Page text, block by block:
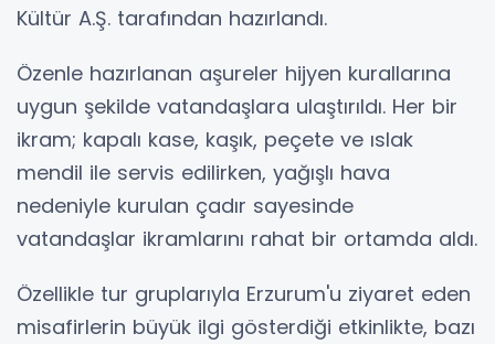
Kültür A.Ş. tarafından hazırlandı.
Özenle hazırlanan aşureler hijyen kurallarına
uygun şekilde vatandaşlara ulaştırıldı. Her bir
ikram; kapalı kase, kaşık, peçete ve ıslak
mendil ile servis edilirken, yağışlı hava
nedeniyle kurulan çadır sayesinde
vatandaşlar ikramlarını rahat bir ortamda aldı.
Özellikle tur gruplarıyla Erzurum'u ziyaret eden
misafirlerin büyük ilgi gösterdiği etkinlikte, bazı